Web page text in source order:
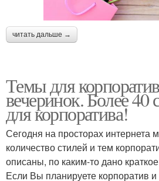
читать дальше →
Темы для
вечеринок. Более 40
для корпоратива!
Сегодня на просторах интернета
количество стилей и тем
описаны, по каким-то дано
Если Вы планируете корпоратив